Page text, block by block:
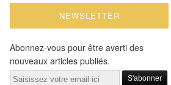
NEWSLETTER
Abonnez-vous pour être averti des
nouveaux articles publiés.
Email